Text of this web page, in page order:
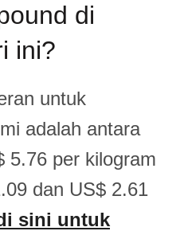
di
ini?
untuk
adalah antara
5.76 per kilogram
dan US$ 2.61
sini untuk